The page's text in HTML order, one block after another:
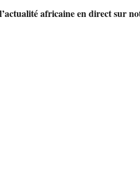
africaine en direct sur